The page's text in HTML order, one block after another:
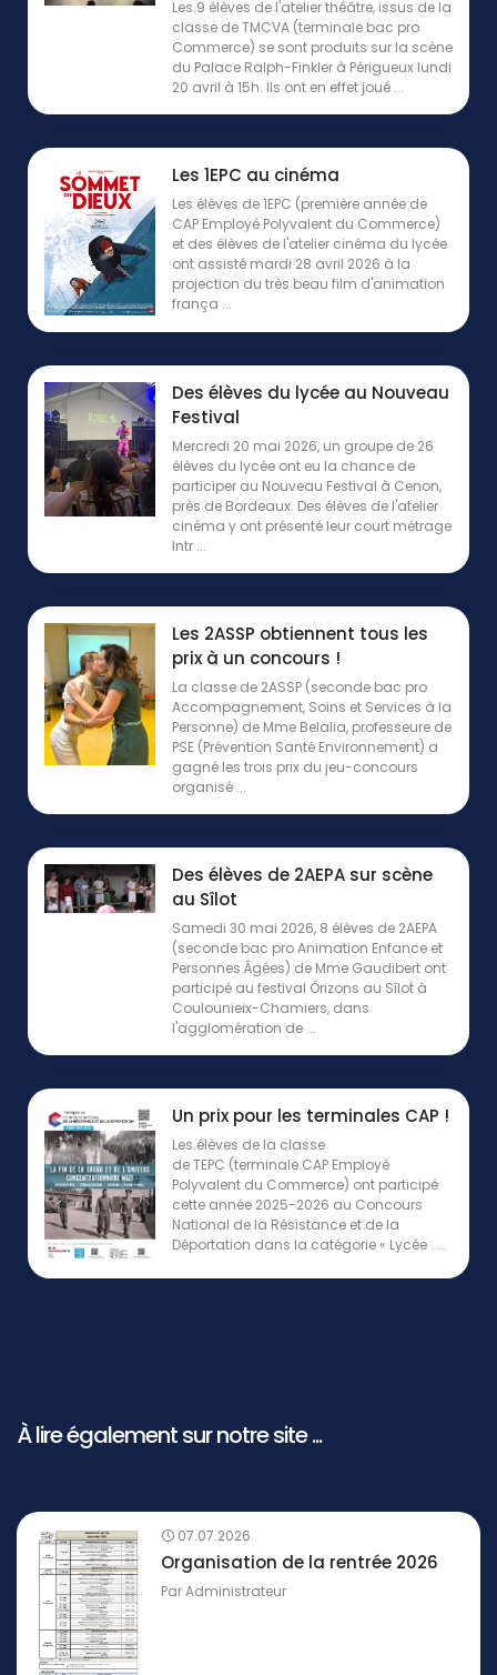
Les 9 élèves de l'atelier théâtre, issus de la
classe de TMCVA (terminale bac pro
Commerce) se sont produits sur la scène
du Palace Ralph-Finkler à Périgueux lundi
20 avril à 15h. Ils ont en effet joué ...
Les 1EPC au cinéma
Les élèves de 1EPC (première année de
CAP Employé Polyvalent du Commerce)
et des élèves de l'atelier cinéma du lycée
ont assisté mardi 28 avril 2026 à la
projection du très beau film d'animation
frança ...
Des élèves du lycée au Nouveau
Festival
Mercredi 20 mai 2026, un groupe de 26
élèves du lycée ont eu la chance de
participer au Nouveau Festival à Cenon,
près de Bordeaux. Des élèves de l'atelier
cinéma y ont présenté leur court métrage
Intr ...
Les 2ASSP obtiennent tous les
prix à un concours !
La classe de 2ASSP (seconde bac pro
Accompagnement, Soins et Services à la
Personne) de Mme Belalia, professeure de
PSE (Prévention Santé Environnement) a
gagné les trois prix du jeu-concours
organisé ...
Des élèves de 2AEPA sur scène
au Sîlot
Samedi 30 mai 2026, 8 élèves de 2AEPA
(seconde bac pro Animation Enfance et
Personnes Âgées) de Mme Gaudibert ont
participé au festival Ôrizons au Sîlot à
Coulounieix-Chamiers, dans
l'agglomération de ...
Un prix pour les terminales CAP !
Les élèves de la classe
de TEPC (terminale CAP Employé
Polyvalent du Commerce) ont participé
cette année 2025-2026 au Concours
National de la Résistance et de la
Déportation dans la catégorie « Lycée : ...
À lire également sur notre site ...
07.07.2026
Organisation de la rentrée 2026
ParAdministrateur